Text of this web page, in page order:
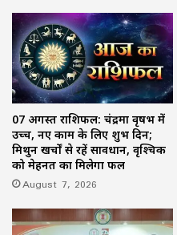
07 अगस्त राशिफल: चंद्रमा वृषभ में
उच्च, नए काम के लिए शुभ दिन;
मिथुन खर्चों से रहें सावधान, वृश्चिक
को मेहनत का मिलेगा फल
August 7, 2026